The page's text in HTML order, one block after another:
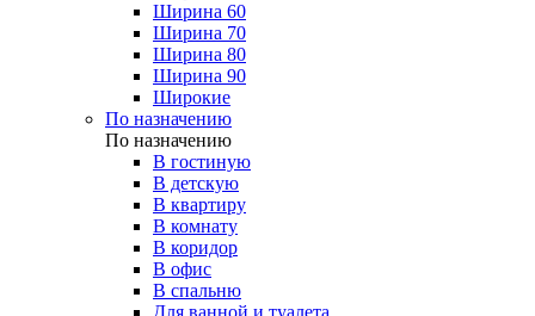
Ширина 60
Ширина 70
Ширина 80
Ширина 90
Широкие
По назначению
По назначению
В гостиную
В детскую
В квартиру
В комнату
В коридор
В офис
В спальню
Для ванной и туалета